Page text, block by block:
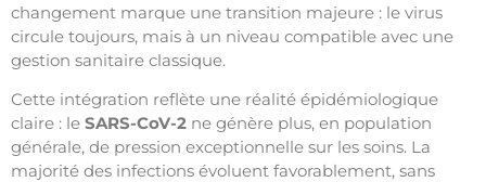
changement marque une transition majeure : le virus
circule toujours, mais à un niveau compatible avec une
gestion sanitaire classique.
Cette intégration reflète une réalité épidémiologique
claire : le SARS-CoV-2 ne génère plus, en population
générale, de pression exceptionnelle sur les soins. La
majorité des infections évoluent favorablement, sans